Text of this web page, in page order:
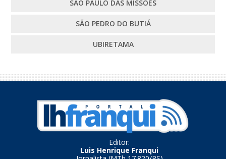
SÃO PAULO DAS MISSÕES
SÃO PEDRO DO BUTIÁ
UBIRETAMA
Editor:
Luis Henrique Franqui